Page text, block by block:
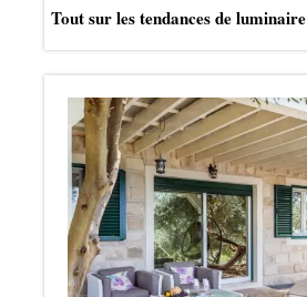
Tout sur les tendances de luminaire